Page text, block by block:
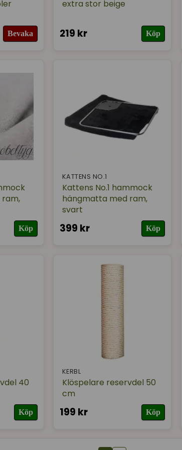
Bevaka
extra stor beige
219 kr Köp
Köp
KATTENS NO.1
Kattens No.1 hammock
hängmatta med ram,
svart
399 kr Köp
40
Köp
KERBL
Klöspelare reservdel 50
cm
199 kr Köp